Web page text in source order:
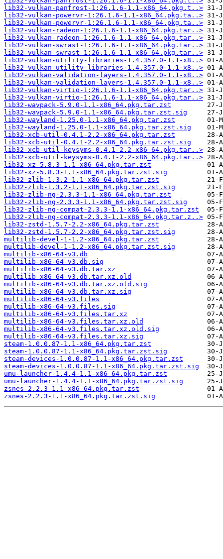
lib32-vulkan-panfrost-1:26.1.6-1.1-x86_64.pkg.t..>
lib32-vulkan-powervr-1:26.1.6-1.1-x86_64.pkg.ta..>
lib32-vulkan-powervr-1:26.1.6-1.1-x86_64.pkg.ta..>
lib32-vulkan-radeon-1:26.1.6-1.1-x86_64.pkg.tar..>
lib32-vulkan-radeon-1:26.1.6-1.1-x86_64.pkg.tar..>
lib32-vulkan-swrast-1:26.1.6-1.1-x86_64.pkg.tar..>
lib32-vulkan-swrast-1:26.1.6-1.1-x86_64.pkg.tar..>
lib32-vulkan-utility-libraries-1.4.357.0-1.1-x8..>
lib32-vulkan-utility-libraries-1.4.357.0-1.1-x8..>
lib32-vulkan-validation-layers-1.4.357.0-1.1-x8..>
lib32-vulkan-validation-layers-1.4.357.0-1.1-x8..>
lib32-vulkan-virtio-1:26.1.6-1.1-x86_64.pkg.tar..>
lib32-vulkan-virtio-1:26.1.6-1.1-x86_64.pkg.tar..>
lib32-wavpack-5.9.0-1.1-x86_64.pkg.tar.zst
lib32-wavpack-5.9.0-1.1-x86_64.pkg.tar.zst.sig
lib32-wayland-1.25.0-1.1-x86_64.pkg.tar.zst
lib32-wayland-1.25.0-1.1-x86_64.pkg.tar.zst.sig
lib32-xcb-util-0.4.1-2.2-x86_64.pkg.tar.zst
lib32-xcb-util-0.4.1-2.2-x86_64.pkg.tar.zst.sig
lib32-xcb-util-keysyms-0.4.1-2.2-x86_64.pkg.tar..>
lib32-xcb-util-keysyms-0.4.1-2.2-x86_64.pkg.tar..>
lib32-xz-5.8.3-1.1-x86_64.pkg.tar.zst
lib32-xz-5.8.3-1.1-x86_64.pkg.tar.zst.sig
lib32-zlib-1.3.2-1.1-x86_64.pkg.tar.zst
lib32-zlib-1.3.2-1.1-x86_64.pkg.tar.zst.sig
lib32-zlib-ng-2.3.3-1.1-x86_64.pkg.tar.zst
lib32-zlib-ng-2.3.3-1.1-x86_64.pkg.tar.zst.sig
lib32-zlib-ng-compat-2.3.3-1.1-x86_64.pkg.tar.zst
lib32-zlib-ng-compat-2.3.3-1.1-x86_64.pkg.tar.z..>
lib32-zstd-1.5.7-2.2-x86_64.pkg.tar.zst
lib32-zstd-1.5.7-2.2-x86_64.pkg.tar.zst.sig
multilib-devel-1-1.2-x86_64.pkg.tar.zst
multilib-devel-1-1.2-x86_64.pkg.tar.zst.sig
multilib-x86-64-v3.db
multilib-x86-64-v3.db.sig
multilib-x86-64-v3.db.tar.xz
multilib-x86-64-v3.db.tar.xz.old
multilib-x86-64-v3.db.tar.xz.old.sig
multilib-x86-64-v3.db.tar.xz.sig
multilib-x86-64-v3.files
multilib-x86-64-v3.files.sig
multilib-x86-64-v3.files.tar.xz
multilib-x86-64-v3.files.tar.xz.old
multilib-x86-64-v3.files.tar.xz.old.sig
multilib-x86-64-v3.files.tar.xz.sig
steam-1.0.0.87-1.1-x86_64.pkg.tar.zst
steam-1.0.0.87-1.1-x86_64.pkg.tar.zst.sig
steam-devices-1.0.0.87-1.1-x86_64.pkg.tar.zst
steam-devices-1.0.0.87-1.1-x86_64.pkg.tar.zst.sig
umu-launcher-1.4.4-1.1-x86_64.pkg.tar.zst
umu-launcher-1.4.4-1.1-x86_64.pkg.tar.zst.sig
zsnes-2.2.3-1.1-x86_64.pkg.tar.zst
zsnes-2.2.3-1.1-x86_64.pkg.tar.zst.sig